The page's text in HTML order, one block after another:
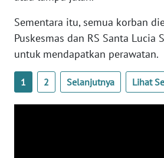
Sementara itu, semua korban
Puskesmas dan RS Santa Lucia
untuk mendapatkan perawatan.
1 2 Selanjutnya Lihat
WN
KALSEL
WN